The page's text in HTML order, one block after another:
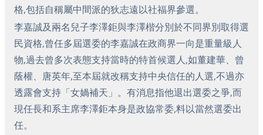
格,包括自稱屬中間派的狄志遠以社福界參選。
李嘉誠及兩名兒子李澤鉅與李澤楷分別於不同界別取得選
民資格,曾任多屆選委的李嘉誠在政商界一向是重量級人
物,過去曾多次表態支持當時的特首候選人,如董建華、曾
蔭權、唐英年,至本屆就改稱支持中央信任的人選,不過亦
透露會支持「女媧補天」。有消息指他退出選委之爭,而
現任長和系主席李澤鉅本身是政協常委,料以當然選委出
任。